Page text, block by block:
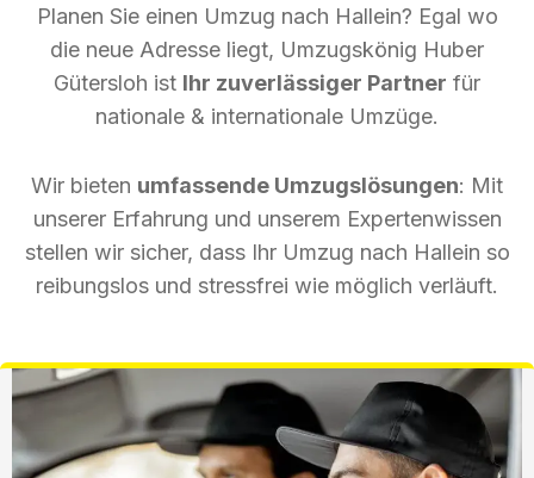
Planen Sie einen Umzug nach Hallein? Egal wo
die neue Adresse liegt, Umzugskönig Huber
Gütersloh ist Ihr zuverlässiger Partner für
nationale & internationale Umzüge.
Wir bieten umfassende Umzugslösungen: Mit
unserer Erfahrung und unserem Expertenwissen
stellen wir sicher, dass Ihr Umzug nach Hallein so
reibungslos und stressfrei wie möglich verläuft.